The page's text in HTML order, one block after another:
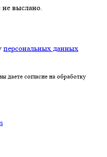
выслано.
персональных данных
даете согласие на обработку